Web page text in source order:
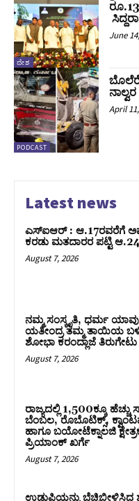
ದೇಶ
June
PODCAST
April
Latest news
ಎಸ್‌ಐಆರ್‌ : ಆ.17ರವರೆಗೆ
ಕರಡು ಮತದಾರರ ಪಟ್ಟಿ
August 7, 2026
ನಮ್ಮ ಸಂಸ್ಕೃತಿ, ಧರ್ಮ
ಯತೀಂದ್ರ ತಮ್ಮ ತಾಯಿಯ
ಶೋಭಾ ಕರಂದ್ಲಾಜೆ ತಿರುಗೇಟು
August 7, 2026
ರಾಜ್ಯದಲ್ಲಿ 1,500ಕ್ಕೂ
ಬೆಂಬಲ, ರೊಬೊಟಿಕ್ಸ್,
ಹಾಗೂ ಬಯೋಟೆಕ್ನಾಲಜಿ
ಪ್ರಿಯಾಂಕ್‌ ಖರ್ಗೆ
August 7, 2026
ಉಡುಪಿಯನ್ನು